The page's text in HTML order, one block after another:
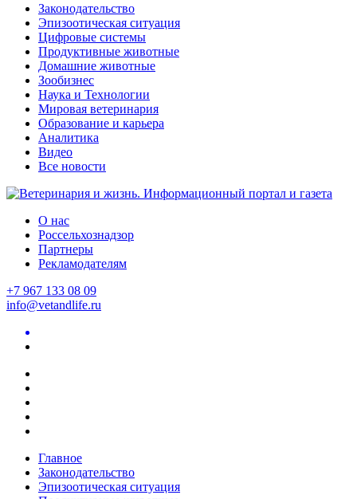
Законодательство
Эпизоотическая ситуация
Цифровые системы
Продуктивные животные
Домашние животные
Зообизнес
Наука и Технологии
Мировая ветеринария
Образование и карьера
Аналитика
Видео
Все новости
О нас
Россельхознадзор
Партнеры
Рекламодателям
+7 967 133 08 09
info@vetandlife.ru
Главное
Законодательство
Эпизоотическая ситуация